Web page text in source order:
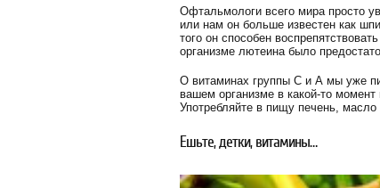
Офтальмологи всего мира просто
или нам он больше известен как
того он способен
организме лютеина было
О витаминах группы С и А мы уже
вашем организме в какой-то
Употребляйте в пищу печень,
Ешьте, детки, витамины…